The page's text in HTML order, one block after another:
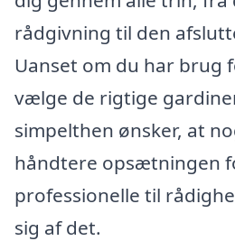
rådgivning til den
Uanset om du har brug
vælge de rigtige
simpelthen ønsker, at
håndtere opsætningen
professionelle til
sig af det.